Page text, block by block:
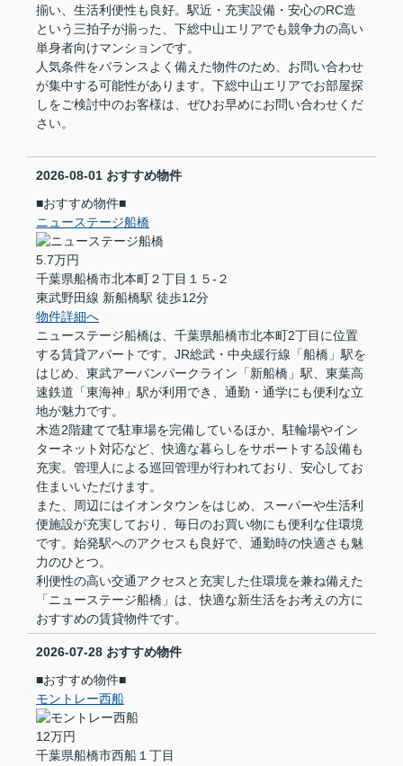
揃い、生活利便性も良好。駅近・充実設備・安心のRC造
という三拍子が揃った、下総中山エリアでも競争力の高い
単身者向けマンションです。
人気条件をバランスよく備えた物件のため、お問い合わせ
が集中する可能性があります。下総中山エリアでお部屋探
しをご検討中のお客様は、ぜひお早めにお問い合わせくだ
さい。
2026-08-01 おすすめ物件
■おすすめ物件■
ニューステージ船橋
5.7万円
千葉県船橋市北本町２丁目１５-２
東武野田線 新船橋駅 徒歩12分
物件詳細へ
ニューステージ船橋は、千葉県船橋市北本町2丁目に位置
する賃貸アパートです。JR総武・中央緩行線「船橋」駅を
はじめ、東武アーバンパークライン「新船橋」駅、東葉高
速鉄道「東海神」駅が利用でき、通勤・通学にも便利な立
地が魅力です。
木造2階建てで駐車場を完備しているほか、駐輪場やイン
ターネット対応など、快適な暮らしをサポートする設備も
充実。管理人による巡回管理が行われており、安心してお
住まいいただけます。
また、周辺にはイオンタウンをはじめ、スーパーや生活利
便施設が充実しており、毎日のお買い物にも便利な住環境
です。始発駅へのアクセスも良好で、通勤時の快適さも魅
力のひとつ。
利便性の高い交通アクセスと充実した住環境を兼ね備えた
「ニューステージ船橋」は、快適な新生活をお考えの方に
おすすめの賃貸物件です。
2026-07-28 おすすめ物件
■おすすめ物件■
モントレー西船
12万円
千葉県船橋市西船１丁目